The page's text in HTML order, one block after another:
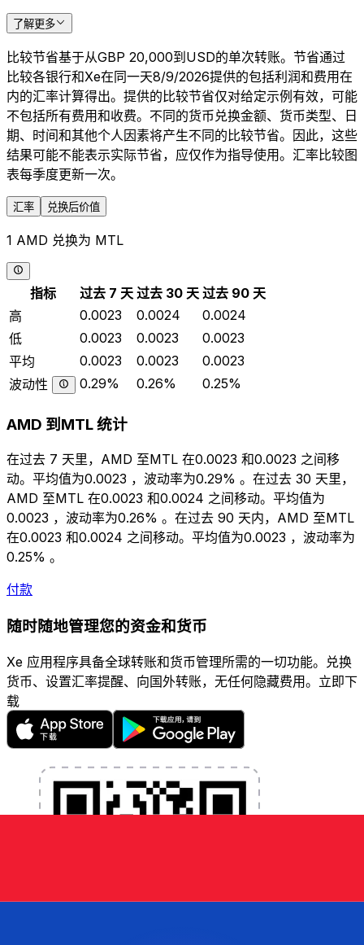
了解更多
比较节省基于从GBP 20,000到USD的单次转账。节省通过
比较各银行和Xe在同一天8/9/2026提供的包括利润和费用在
内的汇率计算得出。提供的比较节省仅对给定示例有效，可能
不包括所有费用和收费。不同的货币兑换金额、货币类型、日
期、时间和其他个人因素将产生不同的比较节省。因此，这些
结果可能不能表示实际节省，应仅作为指导使用。汇率比较图
表每季度更新一次。
汇率 兑换后价值
1 AMD 兑换为 MTL
指标 过去 7 天 过去 30 天 过去 90 天
高
0.0023 0.0024
0.0024
低
0.0023 0.0023
0.0023
平均
0.0023 0.0023
0.0023
波动性
0.29% 0.26% 0.25%
AMD 到MTL 统计
在过去 7 天里，AMD 至MTL 在0.0023 和0.0023 之间移
动。平均值为0.0023 ，波动率为0.29% 。在过去 30 天里，
AMD 至MTL 在0.0023 和0.0024 之间移动。平均值为
0.0023 ，波动率为0.26% 。在过去 90 天内，AMD 至MTL
在0.0023 和0.0024 之间移动。平均值为0.0023 ，波动率为
0.25% 。
付款
随时随地管理您的资金和货币
Xe 应用程序具备全球转账和货币管理所需的一切功能。兑换
货币、设置汇率提醒、向国外转账，无任何隐藏费用。立即下
载